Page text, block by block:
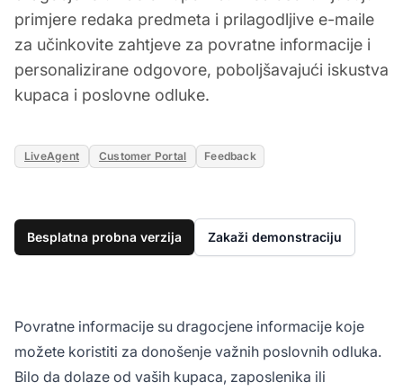
primjere redaka predmeta i prilagodljive e-maile
za učinkovite zahtjeve za povratne informacije i
personalizirane odgovore, poboljšavajući iskustva
kupaca i poslovne odluke.
LiveAgent Customer Portal Feedback
Besplatna probna verzija Zakaži demonstraciju
Povratne informacije su dragocjene informacije koje
možete koristiti za donošenje važnih poslovnih odluka.
Bilo da dolaze od vaših kupaca, zaposlenika ili